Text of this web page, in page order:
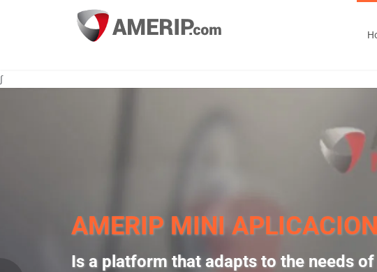
∫
AMERIP MINI
Is a platform that adapts to the needs of